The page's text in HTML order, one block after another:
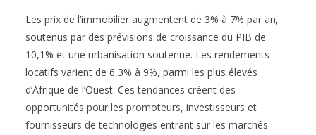
Les prix de l’immobilier augmentent de 3% à 7% par an,
soutenus par des prévisions de croissance du PIB de
10,1% et une urbanisation soutenue. Les rendements
locatifs varient de 6,3% à 9%, parmi les plus élevés
d’Afrique de l’Ouest. Ces tendances créent des
opportunités pour les promoteurs, investisseurs et
fournisseurs de technologies entrant sur les marchés